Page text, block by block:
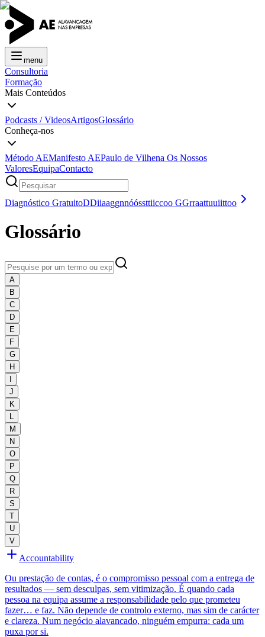
menu
Consultoria
Formação
Mais Conteúdos
Podcasts / VideosArtigosGlossário
Conheça-nos
Método AEManifesto AEPaulo de Vilhena Os Nossos
ValoresEquipaContacto
Diagnóstico GratuitoDDiiaaggnnóóssttiiccoo GGrraattuuiittoo
Glossário
A
B
C
D
E
F
G
H
J
K
M
N
O
P
Q
R
S
T
U
V
Accountability
Ou prestação de contas, é o compromisso pessoal com a entrega de
resultados — sem desculpas, sem vitimização. É quando cada
pessoa na equipa assume a responsabilidade pelo que prometeu
fazer… e faz. Não depende de controlo externo, mas sim de carácter
e clareza. Num negócio alavancado, ninguém empurra: cada um
puxa por si.